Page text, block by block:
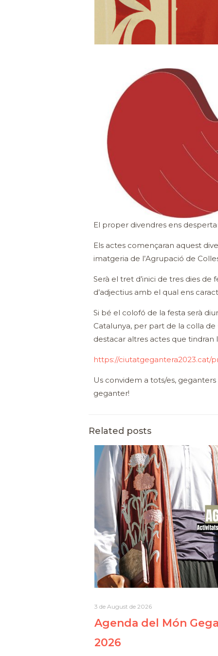
El proper divendres ens
Els actes començaran aquest
imatgeria de l’Agrupació de
Serà el tret d’inici de tres dies
d’adjectius amb el qual ens
Si bé el colofó de la festa serà
Catalunya, per part de la colla de
destacar altres actes que tindran
https://ciutatgegantera2023.cat/
Us convidem a tots/es,
geganter!
Related posts
3 de August de 2026
Agenda del Món
2026